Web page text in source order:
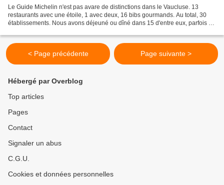
Le Guide Michelin n'est pas avare de distinctions dans le Vaucluse. 13
restaurants avec une étoile, 1 avec deux, 16 bibs gourmands. Au total, 30
établissements. Nous avons déjeuné ou dîné dans 15 d'entre eux, parfois à
< Page précédente Page suivante >
Hébergé par Overblog
Top articles
Pages
Contact
Signaler un abus
C.G.U.
Cookies et données personnelles